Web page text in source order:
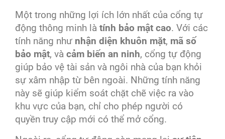
Một trong những lợi ích lớn nhất của cổng tự
động thông minh là tính bảo mật cao. Với các
tính năng như nhận diện khuôn mặt, mã số
bảo mật, và cảm biến an ninh, cổng tự động
giúp bảo vệ tài sản và ngôi nhà của bạn khỏi
sự xâm nhập từ bên ngoài. Những tính năng
này sẽ giúp kiểm soát chặt chẽ việc ra vào
khu vực của bạn, chỉ cho phép người có
quyền truy cập mới có thể mở cổng.